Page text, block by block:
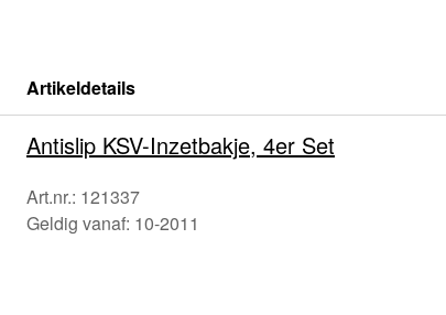
Artikeldetails
Antislip KSV-Inzetbakje, 4er Set
Art.nr.: 121337
Geldig vanaf: 10-2011